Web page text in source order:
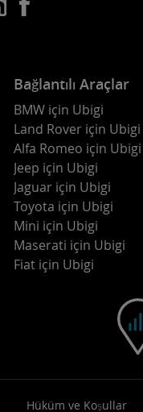
Bağlantılı Araçlar
BMW için Ubigi
Land Rover için Ubigi
Alfa Romeo için Ubigi
Jeep için Ubigi
Jaguar için Ubigi
Toyota için Ubigi
Mini için Ubigi
Maserati için Ubigi
Fiat için Ubigi
Hüküm ve Koşullar